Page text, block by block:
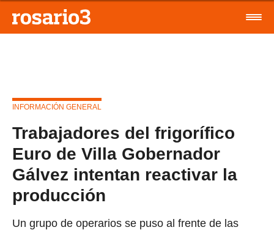
INFORMACIÓN GENERAL
Trabajadores del frigorífico
Euro de Villa Gobernador
Gálvez intentan reactivar la
producción
Un grupo de operarios se puso al frente de las